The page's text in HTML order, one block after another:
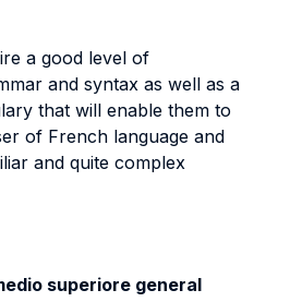
a good level of
and syntax as well as a
that will enable them to
of French language and
and quite complex
superiore general